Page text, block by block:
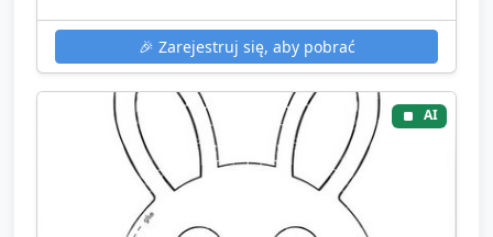
🎉 Zarejestruj się, aby pobrać
AI